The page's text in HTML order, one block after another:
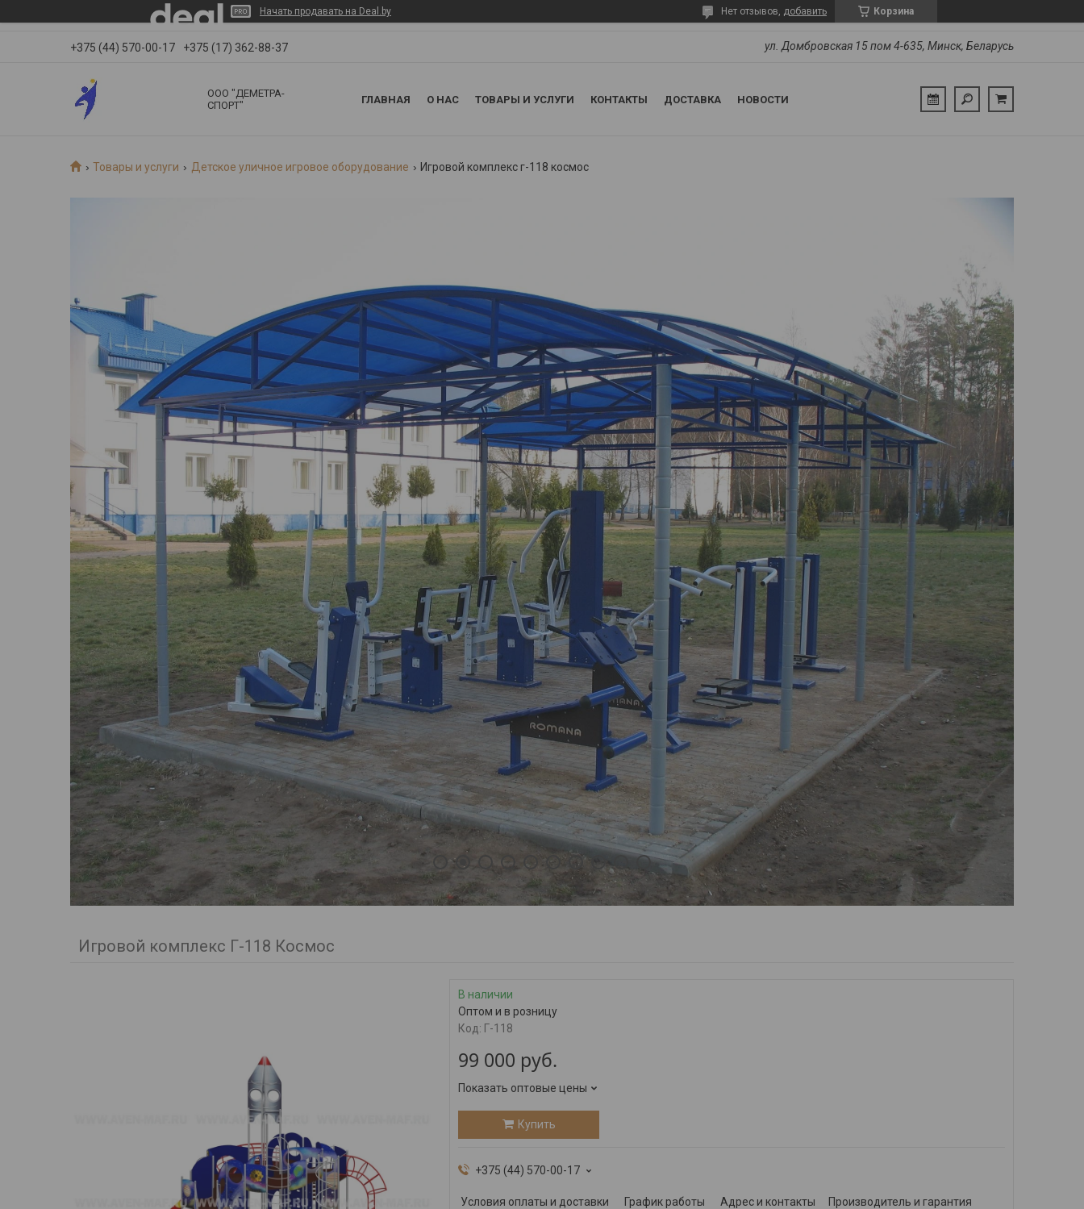
Начать продавать на Deal.by Корзина
Нет отзывов, добавить
+375 (44) 570-00-17 +375 (17) 362-88-37 ул. Домбровская 15 пом 4-635, Минск, Беларусь
ООО "ДЕМЕТРА-
СПОРТ"
ГЛАВНАЯ О НАС ТОВАРЫ И УСЛУГИ КОНТАКТЫ ДОСТАВКА НОВОСТИ
Товары и услуги Детское уличное игровое оборудование Игровой комплекс г-118 космос
Игровой комплекс Г-118 Космос
В наличии
Оптом и в розницу
Код: Г-118
99 000 руб.
Показать оптовые цены
Купить
+375 (44) 570-00-17
Условия оплаты и доставки График работы Адрес и контакты Производитель и гарантия